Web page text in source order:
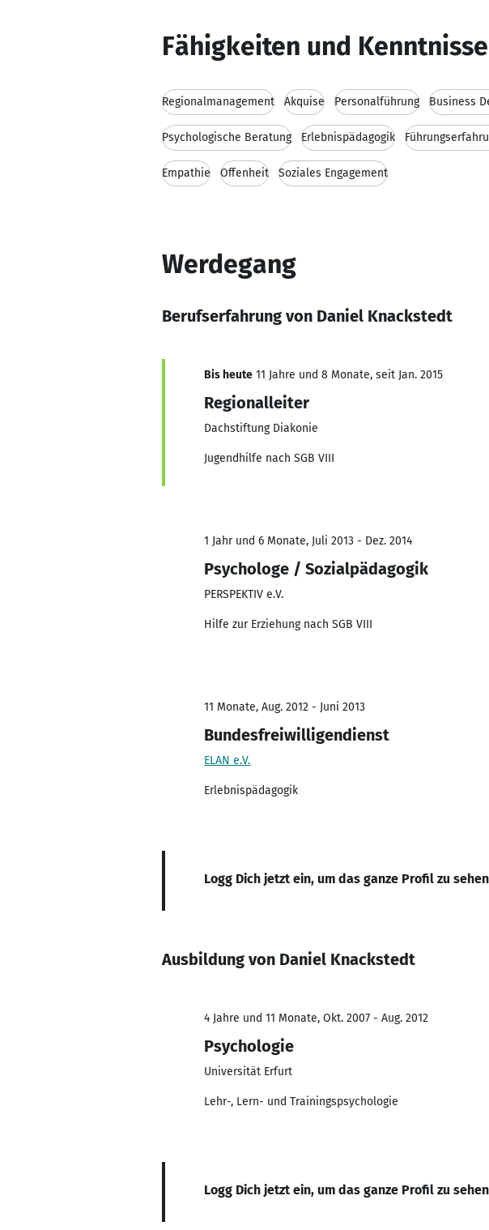
Fähigkeiten und Kenntnisse
Regionalmanagement Akquise Personalführung Business
Psychologische Beratung Erlebnispädagogik
Empathie Offenheit Soziales Engagement
Werdegang
Berufserfahrung von Daniel Knackstedt
Bis heute 11 Jahre und 8 Monate, seit Jan. 2015
Regionalleiter
Dachstiftung Diakonie
Jugendhilfe nach SGB VIII
1 Jahr und 6 Monate, Juli 2013 - Dez. 2014
Psychologe / Sozialpädagogik
PERSPEKTIV e.V.
Hilfe zur Erziehung nach SGB VIII
11 Monate, Aug. 2012 - Juni 2013
Bundesfreiwilligendienst
ELAN e.V.
Erlebnispädagogik
Logg Dich jetzt ein, um das ganze Profil zu
Ausbildung von Daniel Knackstedt
4 Jahre und 11 Monate, Okt. 2007 - Aug. 2012
Psychologie
Universität Erfurt
Lehr-, Lern- und Trainingspsychologie
Logg Dich jetzt ein, um das ganze Profil zu